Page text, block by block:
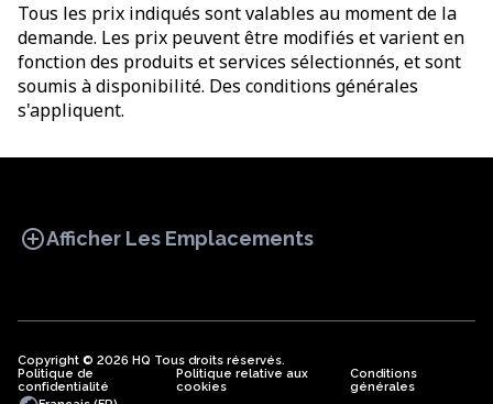
Tous les prix indiqués sont valables au moment de la
demande. Les prix peuvent être modifiés et varient en
fonction des produits et services sélectionnés, et sont
soumis à disponibilité. Des conditions générales
s'appliquent.
add_circleAfficher Les Emplacements
BUREAU COWORKING
BUREAUX
Copyright © 2026 HQ Tous droits réservés.
Politique de
confidentialité
Politique relative aux
cookies
Conditions
générales